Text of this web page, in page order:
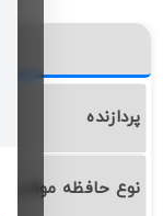
پردازنده
نوع حافظه موقت